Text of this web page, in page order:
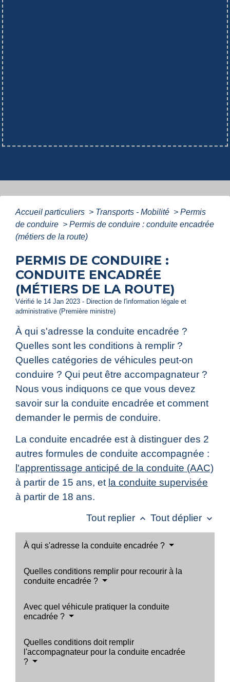
Accueil particuliers > Transports - Mobilité > Permis
de conduire > Permis de conduire : conduite encadrée
(métiers de la route)
PERMIS DE CONDUIRE :
CONDUITE ENCADRÉE
(MÉTIERS DE LA ROUTE)
Vérifié le 14 Jan 2023 - Direction de l'information légale et
administrative (Première ministre)
À qui s'adresse la conduite encadrée ?
Quelles sont les conditions à remplir ?
Quelles catégories de véhicules peut-on
conduire ? Qui peut être accompagnateur ?
Nous vous indiquons ce que vous devez
savoir sur la conduite encadrée et comment
demander le permis de conduire.
La conduite encadrée est à distinguer des 2
autres formules de conduite accompagnée :
l'apprentissage anticipé de la conduite (AAC)
à partir de 15 ans, et la conduite supervisée
à partir de 18 ans.
Tout replier keyboard_arrow_up Tout déplier keyboard_arrow_down
À qui s'adresse la conduite encadrée ?
Quelles conditions remplir pour recourir à la
conduite encadrée ?
Avec quel véhicule pratiquer la conduite
encadrée ?
Quelles conditions doit remplir
l'accompagnateur pour la conduite encadrée
?